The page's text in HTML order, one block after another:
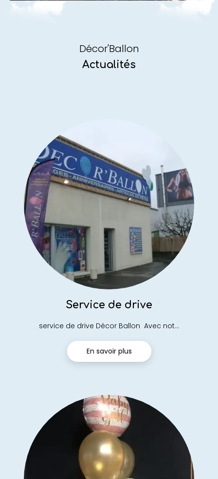
Décor'Ballon
Actualités
Service de drive
service de drive Décor Ballon Avec not...
En savoir plus